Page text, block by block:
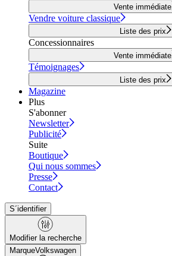
Vente immédiate
Vendre voiture classique
Liste des prix
Concessionnaires
Vente immédiate
Témoignages
Liste des prix
Magazine
Plus
S'abonner
Newsletter
Publicité
Suite
Boutique
Qui nous sommes
Presse
Contact
S´identifier
Modifier la recherche
MarqueVolkswagen